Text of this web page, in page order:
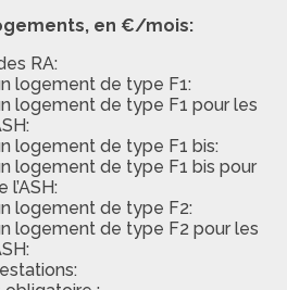
en €/mois:
RA:
logement de type F1:
logement de type F1 pour les
logement de type F1 bis:
logement de type F1 bis pour
logement de type F2:
logement de type F2 pour les